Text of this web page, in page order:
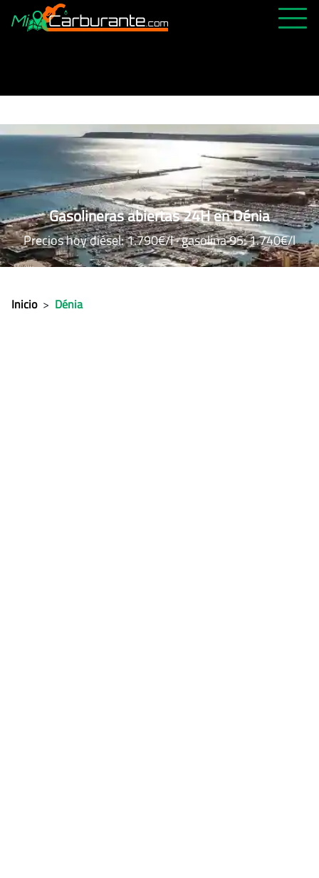
ABIERTAS 24H
ÚLTIMAS MATRÍCULAS
FAVORITAS
Gasolineras abiertas 24H en Dénia
Precios hoy diésel: 1.790€/l · gasolina 95: 1.740€/l
Inicio > Dénia